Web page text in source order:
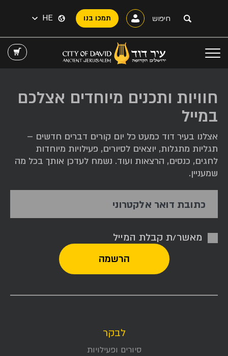
תמכו בנו HE
חוויות ותכנים מיוחדים אצלכם
במייל
אצלנו בעיר דוד כמעט כל יום קורים דברים חדשים –
תגליות מתגלות, יוצאים לסיורים, פעילויות מיוחדות
לחגים, כנסים, הרצאות ועוד. נשמח לעדכן אותך בכל מה
שמעניין.
כתובת דואר אלקטרוני
מאשר/ת קבלת המייל
לבקר
סיורים ופעילויות